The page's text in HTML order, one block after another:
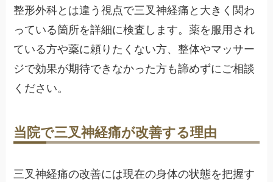
整形外科とは違う視点で三叉神経痛と大きく関わ
っている箇所を詳細に検査します。薬を服用され
ている方や薬に頼りたくない方、整体やマッサー
ジで効果が期待できなかった方も諦めずにご相談
ください。
当院で三叉神経痛が改善する理由
三叉神経痛の改善には現在の身体の状態を把握す